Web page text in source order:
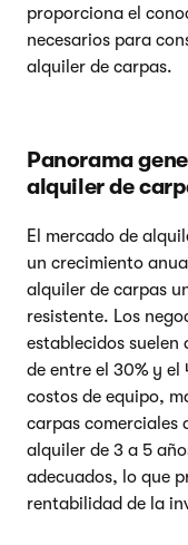
proporciona el
necesarios para
alquiler de carpas.
Panorama
alquiler de
El mercado de
un crecimiento
alquiler de carpas
resistente. Los
establecidos
de entre el 30% y el
costos de equipo,
carpas comerciales
alquiler de 3 a 5
adecuados, lo que
rentabilidad de la